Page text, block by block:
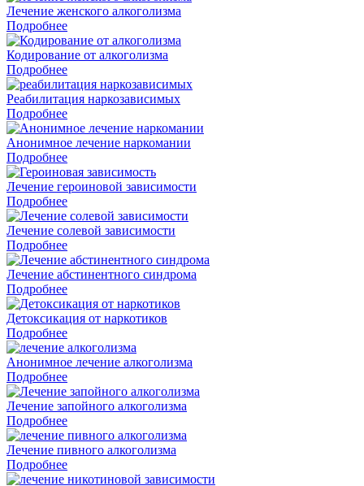
Лечение женского алкоголизма
Подробнее
Кодирование от алкоголизма
Подробнее
Реабилитация наркозависимых
Подробнее
Анонимное лечение наркомании
Подробнее
Лечение героиновой зависимости
Подробнее
Лечение солевой зависимости
Подробнее
Лечение абстинентного синдрома
Подробнее
Детоксикация от наркотиков
Подробнее
Анонимное лечение алкоголизма
Подробнее
Лечение запойного алкоголизма
Подробнее
Лечение пивного алкоголизма
Подробнее